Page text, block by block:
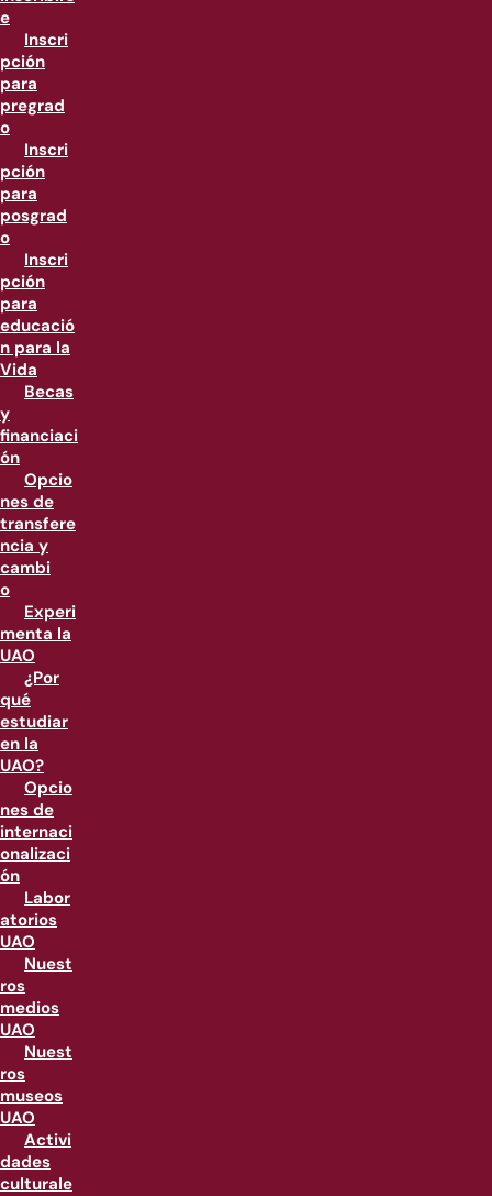
e
Inscri
pción
para
pregrad
o
Inscri
pción
para
posgrad
o
Inscri
pción
para
educació
n para la
Vida
Becas
y
financiaci
ón
Opcio
nes de
transfere
ncia y
cambi
o
Experi
menta la
UAO
¿Por
qué
estudiar
en la
UAO?
Opcio
nes de
internaci
onalizaci
ón
Labor
atorios
UAO
Nuest
ros
medios
UAO
Nuest
ros
museos
UAO
Activi
dades
culturale